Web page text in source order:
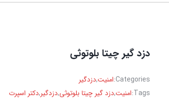
دزد گیر ‏چیتا بلوتوثی
Categories: امنیت,دزدگیر
Tags: امنیت,دزد گیر ‏چیتا بلوتوثی,دزدگیر,دکتر اسپرت